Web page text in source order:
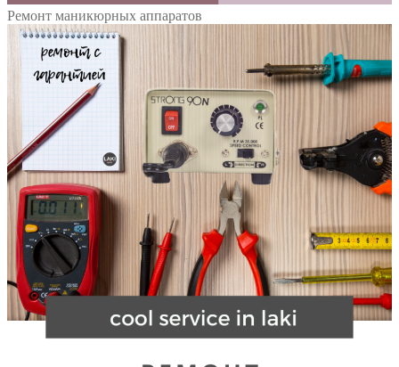
Ремонт маникюрных аппаратов